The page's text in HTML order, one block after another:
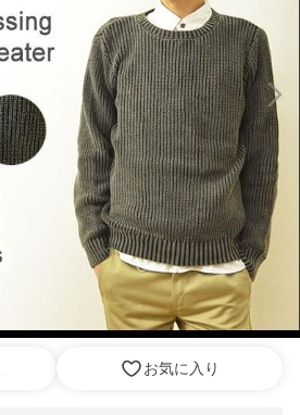
お気に入り